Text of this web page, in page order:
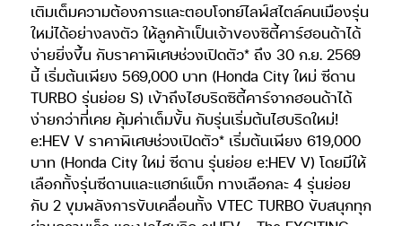
เติมเต็มความต้องการและตอบโจทย์ไลฟ์สไตล์คนเมืองรุ่น
ใหม่ได้อย่างลงตัว ให้ลูกค้าเป็นเจ้าของซิตี้คาร์ฮอนด้าได้
ง่ายยิ่งขึ้น กับราคาพิเศษช่วงเปิดตัว* ถึง 30 ก.ย. 2569
นี้ เริ่มต้นเพียง 569,000 บาท (Honda City ใหม่ ซีดาน
TURBO รุ่นย่อย S) เข้าถึงไฮบริดซิตี้คาร์จากฮอนด้าได้
ง่ายกว่าที่เคย คุ้มค่าเต็มขั้น กับรุ่นเริ่มต้นไฮบริดใหม่!
e:HEV V ราคาพิเศษช่วงเปิดตัว* เริ่มต้นเพียง 619,000
บาท (Honda City ใหม่ ซีดาน รุ่นย่อย e:HEV V) โดยมีให้
เลือกทั้งรุ่นซีดานและแฮทช์แบ็ก ทางเลือกละ 4 รุ่นย่อย
กับ 2 ขุมพลังการขับเคลื่อนทั้ง VTEC TURBO ขับสนุกทุก